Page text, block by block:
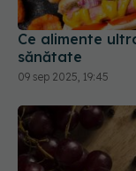
09 sep 2025, 19:45